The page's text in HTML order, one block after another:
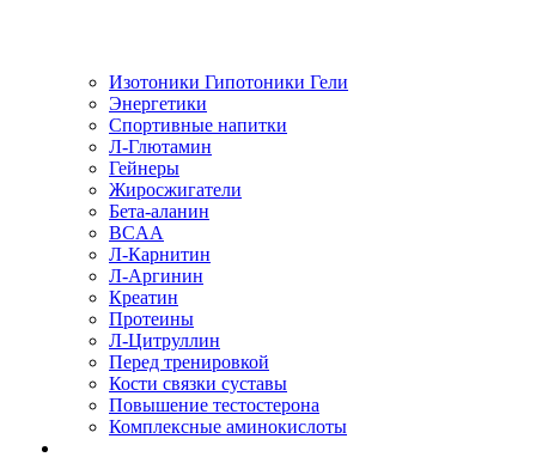
Изотоники Гипотоники Гели
Энергетики
Спортивные напитки
Л-Глютамин
Гейнеры
Жиросжигатели
Бета-аланин
BCAA
Л-Карнитин
Л-Аргинин
Креатин
Протеины
Л-Цитруллин
Перед тренировкой
Кости связки суставы
Повышение тестостерона
Комплексные аминокислоты